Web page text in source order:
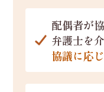
配偶者が
弁護士を
協議に応